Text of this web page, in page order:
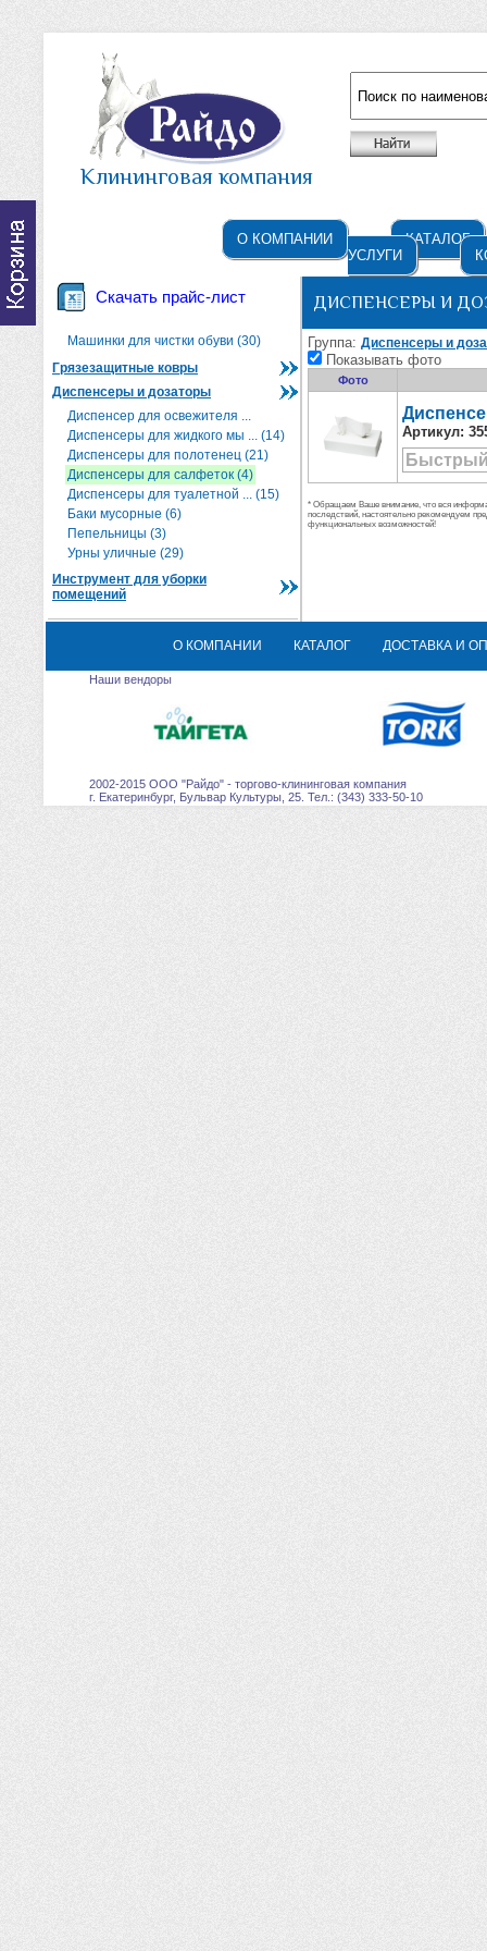
Клининговая компания
О КОМПАНИИ
КАТАЛОГ
УСЛУГИ
Скачать прайс-лист
Машинки для чистки обуви (30)
Грязезащитные ковры
Диспенсеры и дозаторы
Диспенсер для освежителя ...
Диспенсеры для жидкого мы ... (14)
Диспенсеры для полотенец (21)
Диспенсеры для салфеток (4)
Диспенсеры для туалетной ... (15)
Баки мусорные (6)
Пепельницы (3)
Урны уличные (29)
Инструмент для уборки
помещений
ДИСПЕНСЕРЫ И
Группа: Диспенсеры и
Показывать фото
Фото
Артикул:
* Обращаем Ваше внимание, что вся
последствий, настоятельно рекомендуем
функциональных возможностей!
О КОМПАНИИ КАТАЛОГ ДОСТАВКА И
Наши вендоры
2002-2015 ООО "Райдо" - торгово-клининговая компания
г. Екатеринбург, Бульвар Культуры, 25. Тел.: (343) 333-50-10